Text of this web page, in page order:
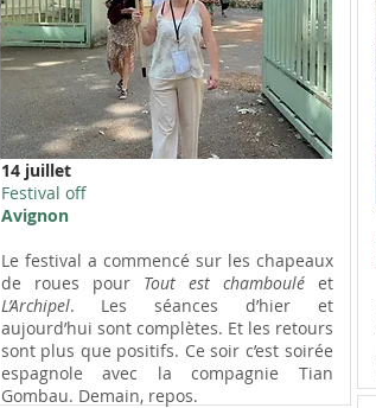
14 juillet
Festival off
Avignon
Le festival a commencé sur les chapeaux
de roues pour Tout est chambouléet
L’Archipel. Les séances d’hier et
aujourd’hui sont complètes. Et les retours
sont plus que positifs. Ce soir c’est soirée
espagnole avec la compagnie Tian
Gombau. Demain, repos.